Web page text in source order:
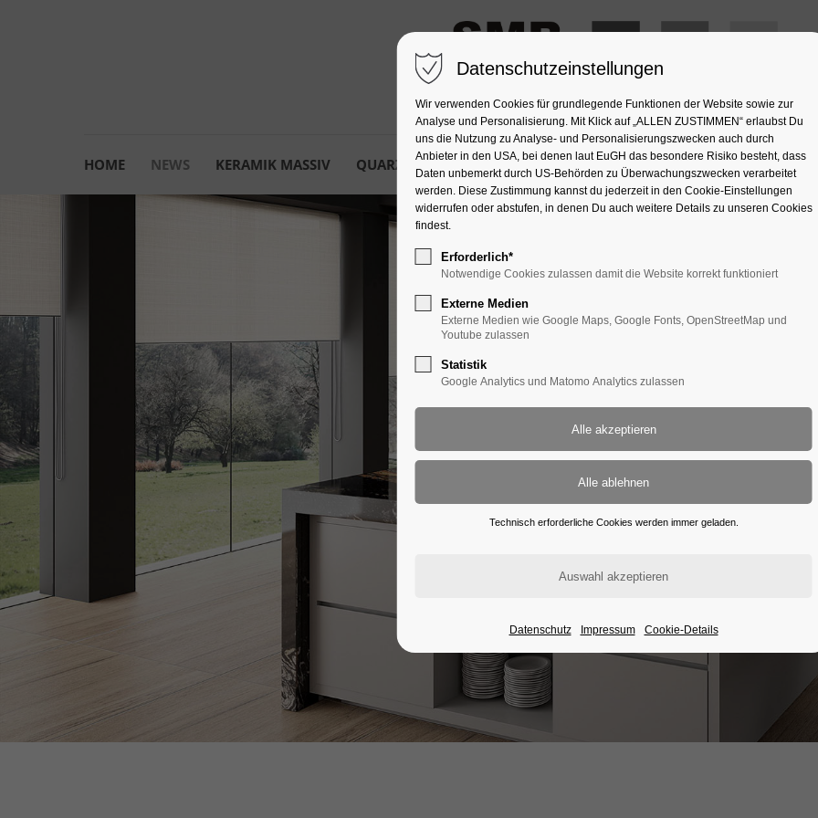
HOME NEWS KERAMIK MASSIV QUARZKOMPOSITSTEIN NATURSTEIN GLAS SONSTIGES
Datenschutzeinstellungen
Wir verwenden Cookies für grundlegende Funktionen der Website sowie zur
Analyse und Personalisierung. Mit Klick auf „ALLEN ZUSTIMMEN“ erlaubst Du
uns die Nutzung zu Analyse- und Personalisierungszwecken auch durch
Anbieter in den USA, bei denen laut EuGH das besondere Risiko besteht, dass
Daten unbemerkt durch US-Behörden zu Überwachungszwecken verarbeitet
werden. Diese Zustimmung kannst du jederzeit in den Cookie-Einstellungen
widerrufen oder abstufen, in denen Du auch weitere Details zu unseren Cookies
findest.
Erforderlich*
Notwendige Cookies zulassen damit die Website korrekt funktioniert
Externe Medien
Externe Medien wie Google Maps, Google Fonts, OpenStreetMap und
Youtube zulassen
Statistik
Google Analytics und Matomo Analytics zulassen
Technisch erforderliche Cookies werden immer geladen.
Datenschutz Impressum Cookie-Details